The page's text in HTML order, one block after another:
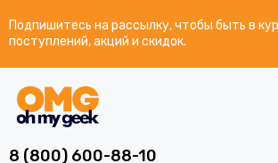
Подпишитесь на рассылку, чтобы быть в
поступлений, акций и скидок.
8 (800) 600-88-10